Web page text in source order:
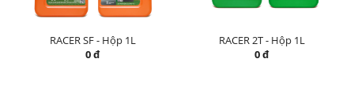
RACER SF - Hộp 1L
0 đ
RACER 2T - Hộp 1L
0 đ